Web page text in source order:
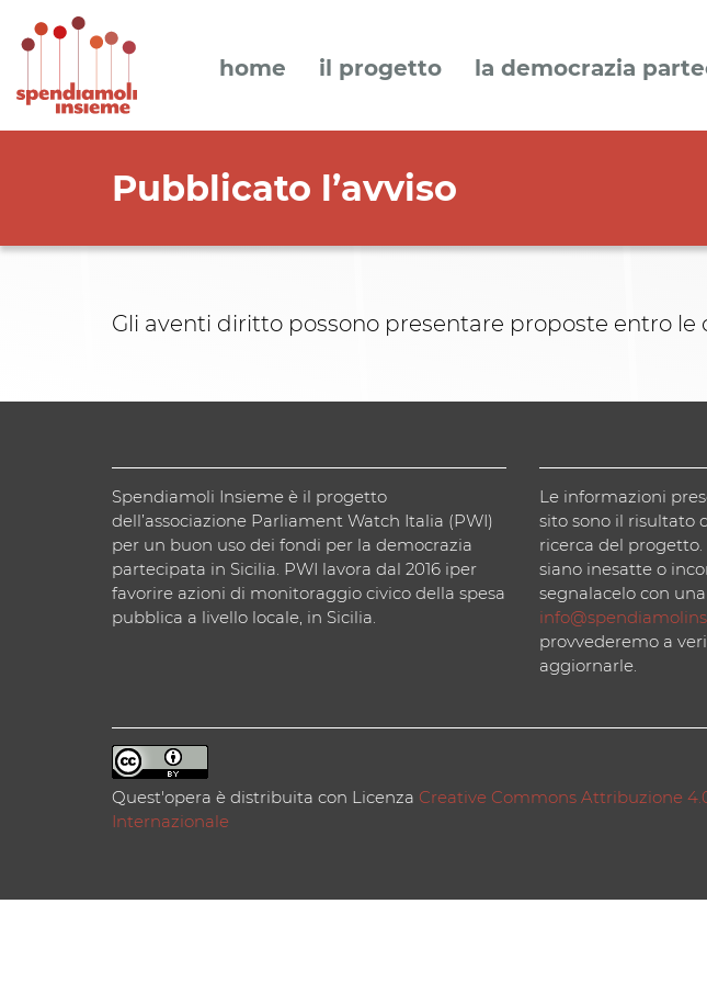
home il progetto la democrazia
Pubblicato l’avviso
Gli aventi diritto possono presentare proposte entro le
Spendiamoli Insieme è il progetto
dell’associazione Parliament Watch Italia (PWI)
per un buon uso dei fondi per la democrazia
partecipata in Sicilia. PWI lavora dal 2016 iper
favorire azioni di monitoraggio civico della spesa
pubblica a livello locale, in Sicilia.
Le informazioni
sito sono il risultato
ricerca del
siano inesatte o
segnalacelo con
provvederemo a
aggiornarle.
Quest'opera è distribuita con Licenza Creative Commons Attribuzione
Internazionale